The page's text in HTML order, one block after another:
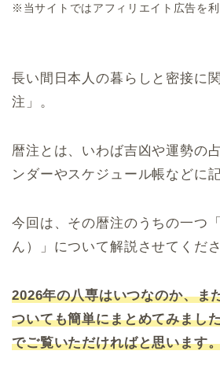
※当サイトではアフィリエイト広告を
長い間日本人の暮らしと密接に
注」。
暦注とは、いわば吉凶や運勢の
ンダーやスケジュール帳などに
今回は、その暦注のうちの一つ
ん）」について解説させてくださ
2026年の八専はいつなのか、ま
ついても簡単にまとめてみまし
でご覧いただければと思います